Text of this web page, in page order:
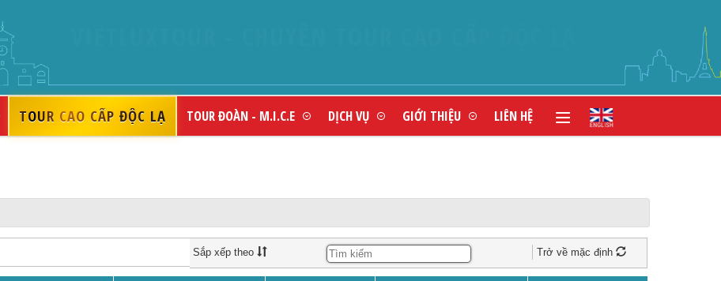
TOUR CAO CẤP ĐỘC LẠ TOUR ĐOÀN - M.I.C.E DỊCH VỤ GIỚI THIỆU LIÊN HỆ
Sắp xếp theo Trở về mặc định